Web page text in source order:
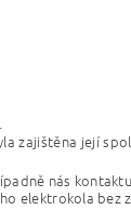
zajištěna její
nás
elektrokola bez